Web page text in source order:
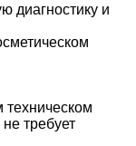
диагностику и
техническом
требует